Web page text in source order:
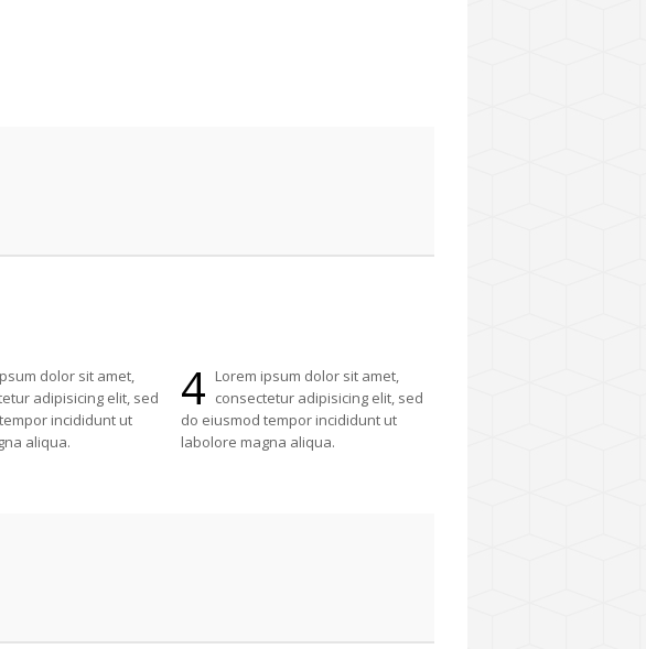
dolor sit amet,
adipisicing elit, sed
incididunt ut
aliqua.
4 Lorem ipsum dolor sit amet,
consectetur adipisicing elit, sed
do eiusmod tempor incididunt ut
labolore magna aliqua.